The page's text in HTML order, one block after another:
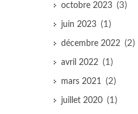
octobre 2023 (3)
juin 2023 (1)
décembre 2022 (2)
avril 2022 (1)
mars 2021 (2)
juillet 2020 (1)